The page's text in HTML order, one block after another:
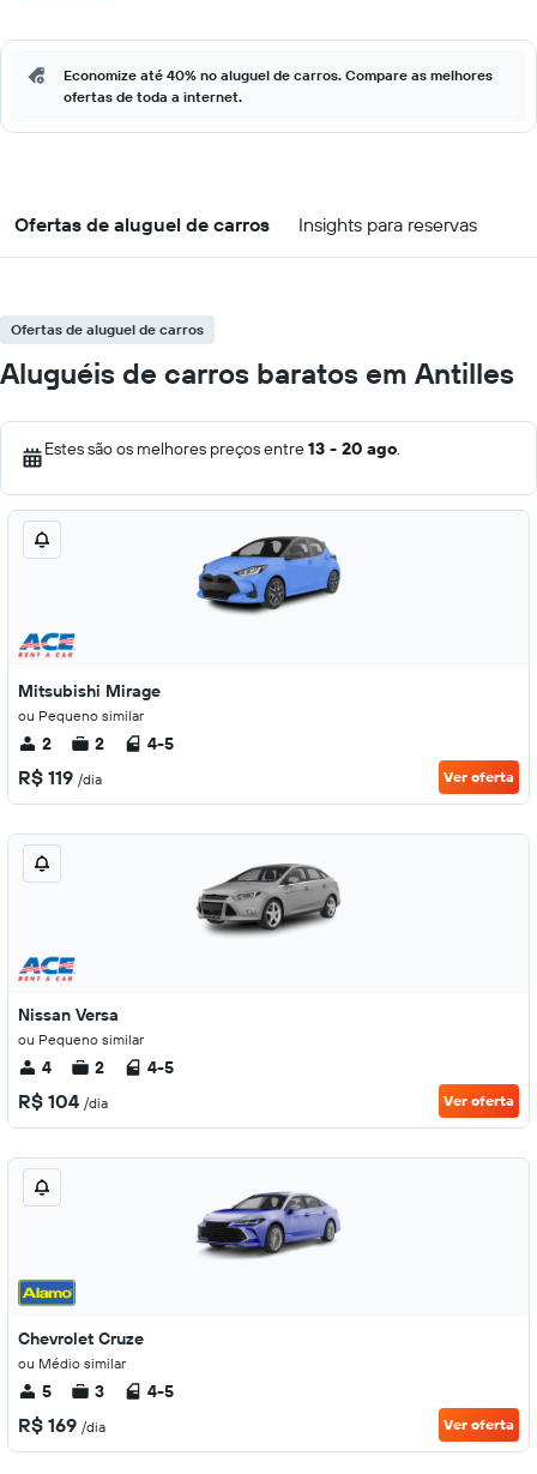
Economize até 40% no aluguel de carros. Compare as melhores
ofertas de toda a internet.
Ofertas de aluguel de carros Insights para reservas
Ofertas de aluguel de carros
Aluguéis de carros baratos em Antilles
Estes são os melhores preços entre13 - 20 ago.
Mitsubishi Mirage
ou Pequeno similar
2 2 4-5
R$ 119 /dia Ver oferta
Nissan Versa
ou Pequeno similar
4 2 4-5
R$ 104 /dia Ver oferta
Chevrolet Cruze
ou Médio similar
5 3 4-5
R$ 169 /dia Ver oferta